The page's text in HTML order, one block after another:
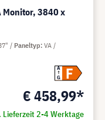
Monitor, 3840 x
A
G
F
€ 458,99*
Lieferzeit 2-4 Werktage
Paneltyp VA